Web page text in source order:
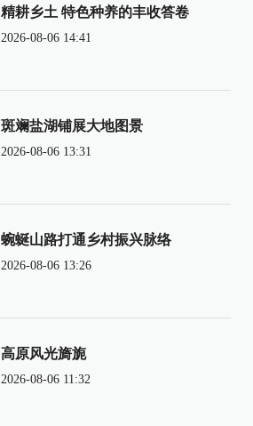
精耕乡土 特色种养的丰收答卷
2026-08-06 14:41
斑斓盐湖铺展大地图景
2026-08-06 13:31
蜿蜒山路打通乡村振兴脉络
2026-08-06 13:26
高原风光旖旎
2026-08-06 11:32